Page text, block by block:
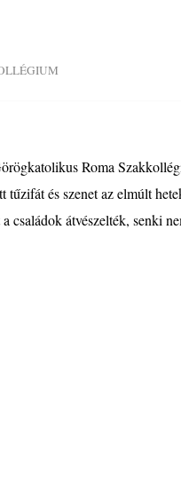
Roma
tűzifát és szenet az elmúlt
átvészelték, senki